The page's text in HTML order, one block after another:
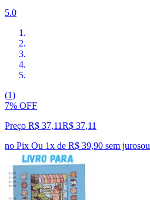
5.0
(1)
7% OFF
Preço R$ 37,11R$ 37,11
no Pix Ou 1x de R$ 39,90 sem jurosou